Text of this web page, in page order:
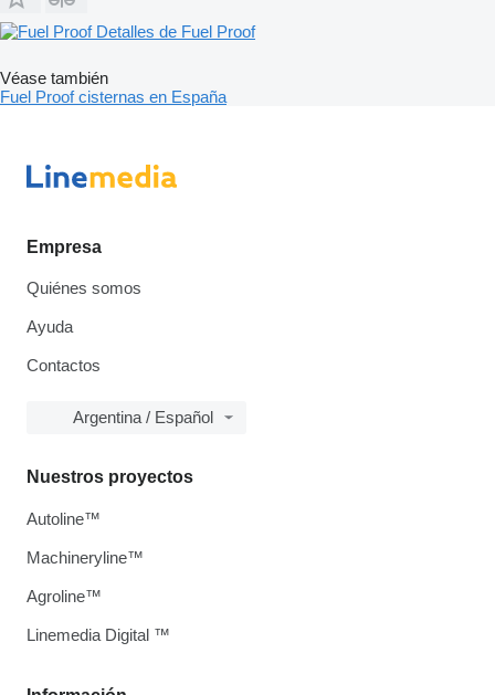
Detalles de Fuel Proof
Véase también
Fuel Proof cisternas en España
Empresa
Quiénes somos
Ayuda
Contactos
Argentina / Español
Nuestros proyectos
Autoline™
Machineryline™
Agroline™
Linemedia Digital ™